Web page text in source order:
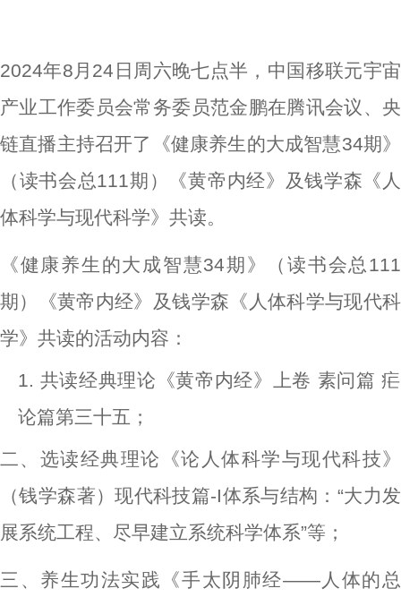
2024年8月24日周六晚七点半，中国移联元宇宙
产业工作委员会常务委员范金鹏在腾讯会议、央
链直播主持召开了《健康养生的大成智慧34期》
（读书会总111期）《黄帝内经》及钱学森《人
体科学与现代科学》共读。
《健康养生的大成智慧34期》（读书会总111
期）《黄帝内经》及钱学森《人体科学与现代科
学》共读的活动内容：
共读经典理论《黄帝内经》上卷 素问篇 疟
论篇第三十五；
二、选读经典理论《论人体科学与现代科技》
（钱学森著）现代科技篇-I体系与结构：“大力发
展系统工程、尽早建立系统科学体系”等；
三、养生功法实践《手太阴肺经——人体的总